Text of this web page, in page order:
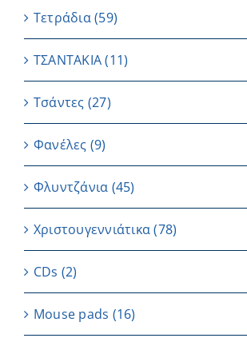
Τετράδια(59)
ΤΣΑΝΤΑΚΙΑ (11)
Τσάντες (27)
Φανέλες (9)
Φλυντζάνια (45)
Χριστουγεννιάτικα(78)
CDs (2)
Μouse pads (16)